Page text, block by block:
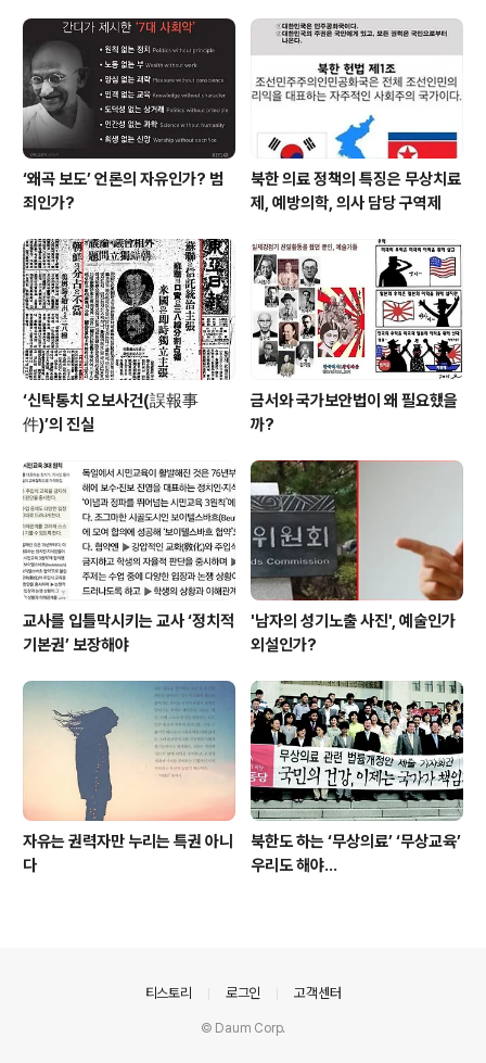
있다. 수입과 지출의 뻥튀기..
‘왜곡 보도’ 언론의 자유인가? 범
죄인가?
북한 의료 정책의 특징은 무상치료
제, 예방의학, 의사 담당 구역제
‘신탁통치 오보사건(誤報事
件)’의 진실
금서와 국가보안법이 왜 필요했을
까?
교사를 입틀막시키는 교사 ‘정치적
기본권’ 보장해야
'남자의 성기노출 사진', 예술인가
외설인가?
자유는 권력자만 누리는 특권 아니
다
북한도 하는 ‘무상의료’ ‘무상교육’
우리도 해야...
티스토리 로그인 고객센터
© Daum Corp.